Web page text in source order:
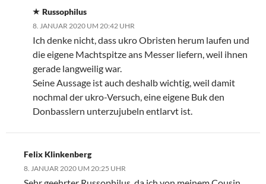
Russophilus
8. JANUAR 2020 UM 20:42 UHR
Ich denke nicht, dass ukro Obristen herum laufen und
die eigene Machtspitze ans Messer liefern, weil ihnen
gerade langweilig war.
Seine Aussage ist auch deshalb wichtig, weil damit
nochmal der ukro-Versuch, eine eigene Buk den
Donbasslern unterzujubeln entlarvt ist.
Felix Klinkenberg
8. JANUAR 2020 UM 20:25 UHR